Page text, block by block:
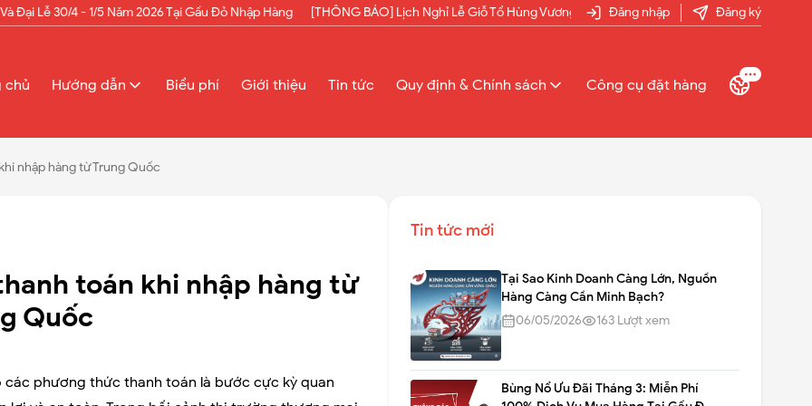
4 - 1/5 Năm 2026 Tại Gấu Đỏ Nhập Hàng [THÔNG BÁO] Lịch Nghỉ Lễ Giỗ Tổ Hùng Vương Và Đại Lễ 30/4 - 1/5 Năm 2026 Tại Gấu Đỏ Nhập
Đăng nhập Đăng ký
chủ Hướng dẫn Biểu phí Giới thiệu Tin tức Quy định & Chính sách Công cụ đặt hàng
nhập hàng từ Trung Quốc
toán khi nhập hàng từ
Quốc
phương thức thanh toán là bước cực kỳ quan
Tin tức mới
Tại Sao Kinh Doanh Càng Lớn, Nguồn
Hàng Càng Cần Minh Bạch?
06/05/2026
163 Lượt xem
Bùng Nổ Ưu Đãi Tháng 3: Miễn Phí